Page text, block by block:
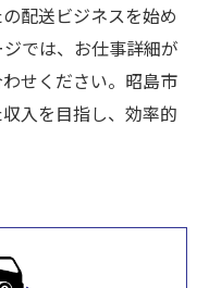
配送ビジネスを始め
では、お仕事詳細が
せください。昭島市
入を目指し、効率的